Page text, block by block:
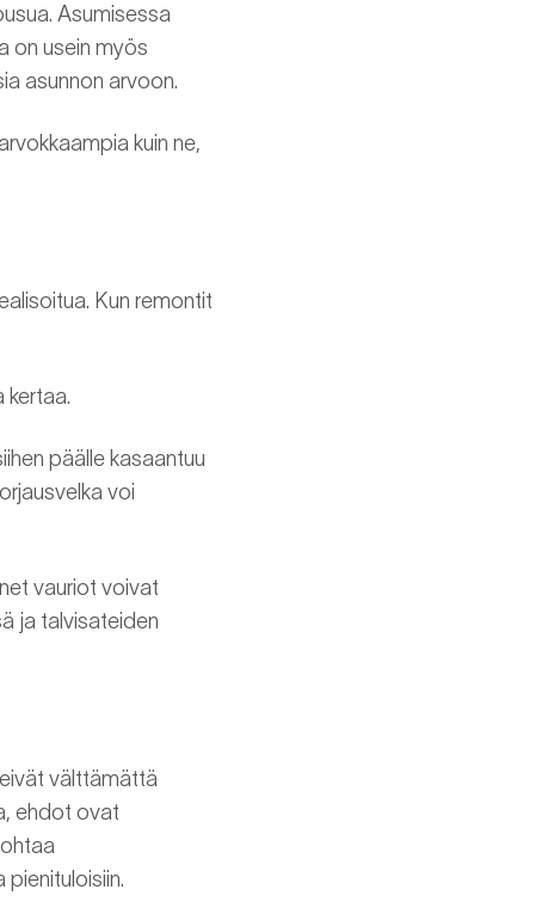
Asumisessa
on usein myös
asunnon arvoon.
kuin ne,
Kun remontit
kertaa.
päälle kasaantuu
voi
vauriot voivat
ja talvisateiden
eivät välttämättä
ehdot ovat
pienituloisiin.